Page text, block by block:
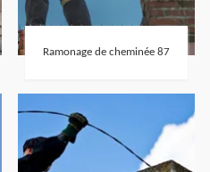
Ramonage de cheminée 87